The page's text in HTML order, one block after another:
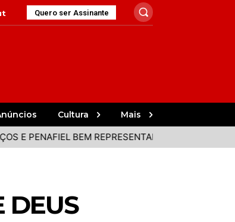
Quero ser Assinante
Cultura Mais
BEM REPRESENTADOS NA VOLTA
DEUS